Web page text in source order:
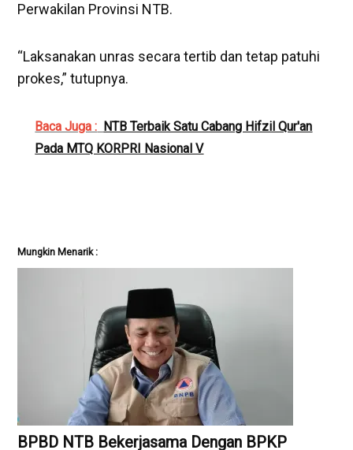
Perwakilan Provinsi NTB.
“Laksanakan unras secara tertib dan tetap patuhi
prokes,” tutupnya.
Baca Juga : NTB Terbaik Satu Cabang Hifzil Qur'an
Pada MTQ KORPRI Nasional V
Mungkin Menarik :
BPBD NTB Bekerjasama Dengan BPKP